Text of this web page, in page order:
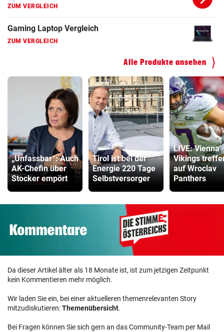
ZUM VERGLEICH
Grafikkarten Vergleich
ZUM VERGLEICH
Alle Produkte ansehen
„Unfassbar“: Auch
AK-Chefin über
Stocker empört
Tirol ist bei der
Energie 220 Tage
Selbstversorger
LIVE: Vienna
Vikings
auf Wroclav
Panthers
Da dieser Artikel älter als 18 Monate ist, ist zum jetzigen Zeitpunkt
kein Kommentieren mehr möglich.
Wir laden Sie ein, bei einer aktuelleren themenrelevanten Story
mitzudiskutieren:Themenübersicht.
Bei Fragen können Sie sich gern an das Community-Team per Mail